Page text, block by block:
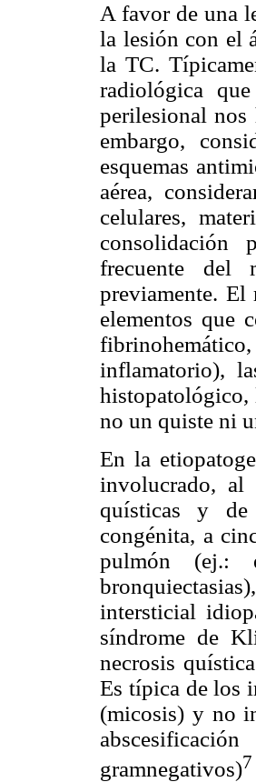
A favor de una
la lesión con el
la TC.
radiológica
perilesional nos
embargo,
esquemas
aérea,
celulares,
consolidación
frecuente del
previamente. El
elementos que
inflamatorio),
histopatológico,
no un quiste ni
En la
involucrado, al
quísticas y de
congénita, a
pulmón (ej.:
intersticial
síndrome de
necrosis
Es típica de los
(micosis) y no
gramnegativos)7